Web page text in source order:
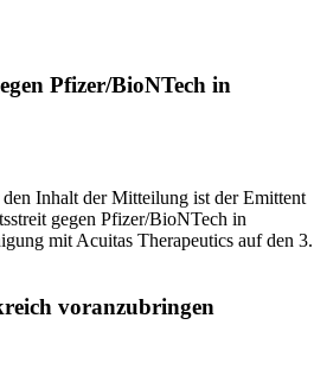
Pfizer/BioNTech in
Inhalt der Mitteilung ist der Emittent
gegen Pfizer/BioNTech in
mit Acuitas Therapeutics auf den 3.
voranzubringen